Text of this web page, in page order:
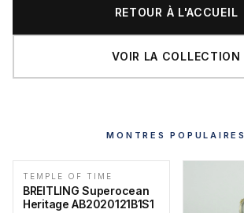
RETOUR À L'ACCUEIL
VOIR LA COLLECTION
MONTRES POPULAIRES
TEMPLE OF TIME
BREITLING Superocean
Heritage AB2020121B1S1